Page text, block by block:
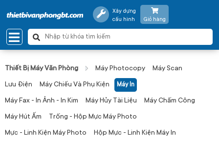
Xây dựng
cấu hình
Giỏ hàng
Thiết Bị Máy Văn Phòng Máy Photocopy Máy Scan
Lưu Điện Máy Chiếu Và Phụ Kiện Máy In
Máy Fax - In Ảnh - In Kim Máy Hủy Tài Liệu Máy Chấm Công
Máy Hút Ấm Trống - Hộp Mực Máy Photo
Mực - Linh Kiện Máy Photo Hộp Mực - Linh Kiện Máy In